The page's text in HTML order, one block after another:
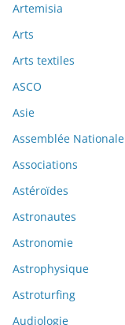
Artemisia
Arts
Arts textiles
ASCO
Asie
Assemblée Nationale
Associations
Astéroïdes
Astronautes
Astronomie
Astrophysique
Astroturfing
Audiologie